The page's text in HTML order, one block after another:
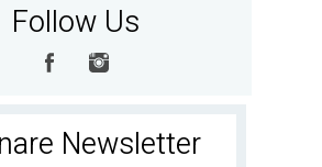
Follow Us
Newsletter